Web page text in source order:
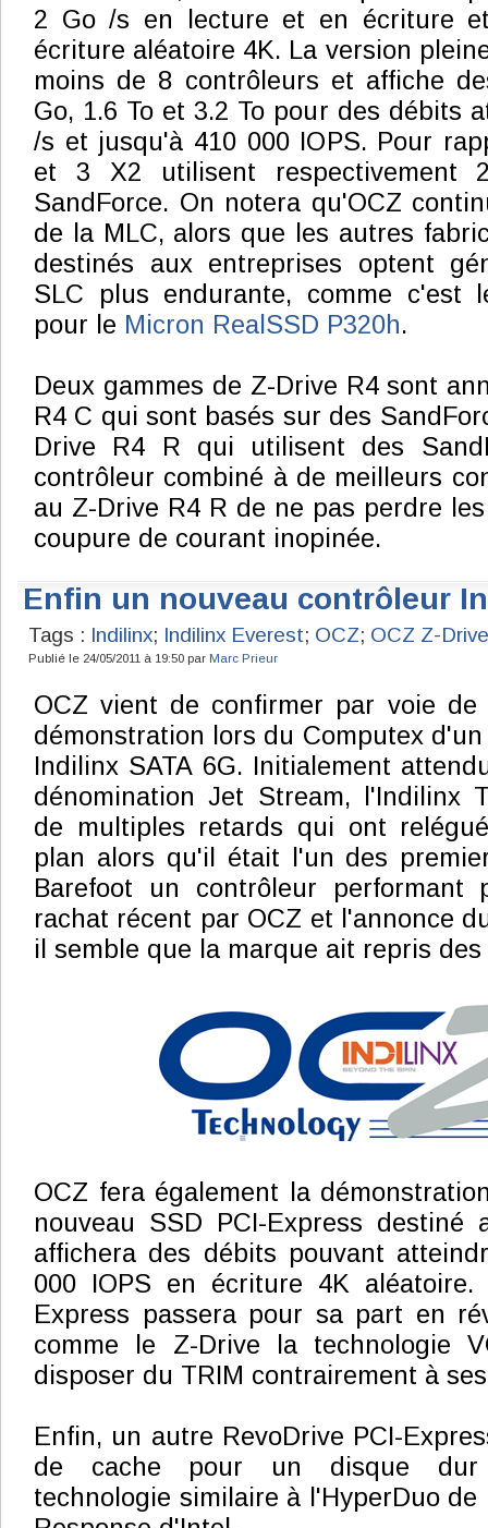
2 Go /s en lecture et en écriture
écriture aléatoire 4K. La version
moins de 8 contrôleurs et affiche
Go, 1.6 To et 3.2 To pour des débits
/s et jusqu'à 410 000 IOPS. Pour
et 3 X2 utilisent respectivement
SandForce. On notera qu'OCZ
de la MLC, alors que les autres
destinés aux entreprises optent
SLC plus endurante, comme c'est
pour le Micron RealSSD P320h.
Deux gammes de Z-Drive R4 sont
R4 C qui sont basés sur des
Drive R4 R qui utilisent des
contrôleur combiné à de meilleurs
au Z-Drive R4 R de ne pas perdre
coupure de courant inopinée.
Enfin un nouveau contrôleur
Tags : Indilinx; Indilinx Everest; OCZ; OCZ Z-Drive
Publié le 24/05/2011 à 19:50 par Marc Prieur
OCZ vient de confirmer par voie
démonstration lors du Computex
Indilinx SATA 6G. Initialement
dénomination Jet Stream, l'Indilinx
de multiples retards qui ont
plan alors qu'il était l'un des
Barefoot un contrôleur performant
rachat récent par OCZ et l'annonce
il semble que la marque ait repris
OCZ fera également la
nouveau SSD PCI-Express destiné
affichera des débits pouvant
000 IOPS en écriture 4K aléatoire.
Express passera pour sa part en
comme le Z-Drive la technologie
disposer du TRIM contrairement à
Enfin, un autre RevoDrive PCI-
de cache pour un disque dur
technologie similaire à l'HyperDuo